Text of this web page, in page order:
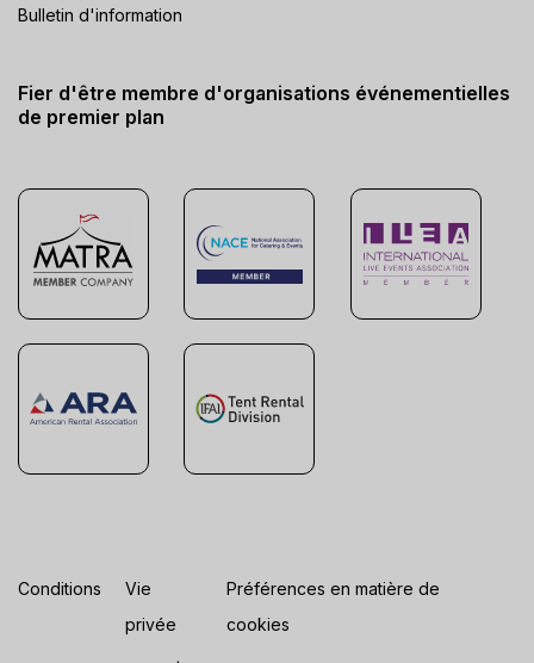
Bulletin d'information
Fier d'être membre d'organisations événementielles
de premier plan
Conditions
Vie
privée
Préférences en matière de
cookies